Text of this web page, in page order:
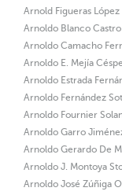
Arnold Figueras López
Arnoldo Blanco Castro
Arnoldo Camacho
Arnoldo E. Mejía
Arnoldo Estrada
Arnoldo Fernández
Arnoldo Fournier
Arnoldo Garro
Arnoldo Gerardo De
Arnoldo J. Montoya
Arnoldo José Zúñiga